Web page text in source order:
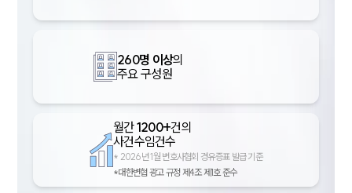
260명 이상의
주요 구성원
월간1200+건의
사건수임건수
* 2026년 1월 변호사협회 경유증표 발급 기준
*대한변협 광고 규정 제4조 제1호 준수